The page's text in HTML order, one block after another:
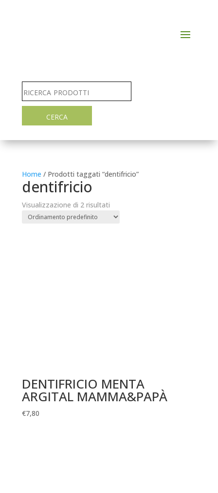
Home / Prodotti taggati “dentifricio”
dentifricio
Visualizzazione di 2 risultati
DENTIFRICIO MENTA
ARGITAL MAMMA&PAPÀ
€7,80